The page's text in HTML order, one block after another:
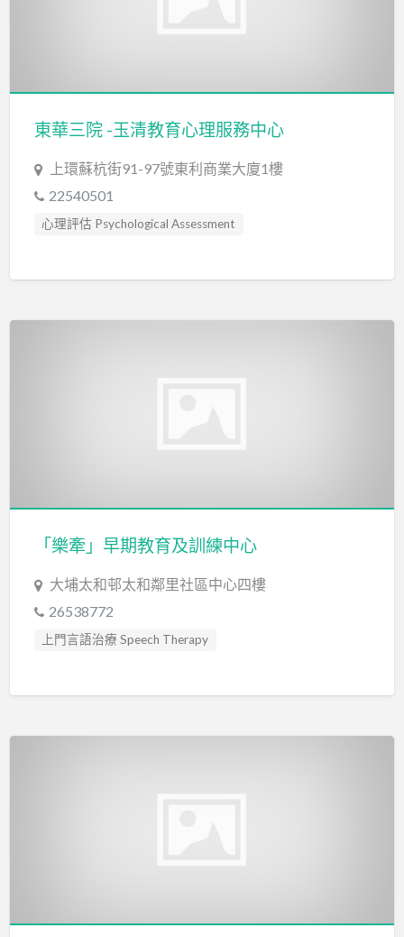
東華三院 -玉清教育心理服務中心
上環蘇杭街91-97號東利商業大廈1樓
22540501
心理評估 Psychological Assessment
藝術治療 Art Therapy
言語評估 Speech Assessment
「樂牽」早期教育及訓練中心
大埔太和邨太和鄰里社區中心四樓
26538772
上門言語治療 Speech Therapy
專注力評估 ADHD Assessment